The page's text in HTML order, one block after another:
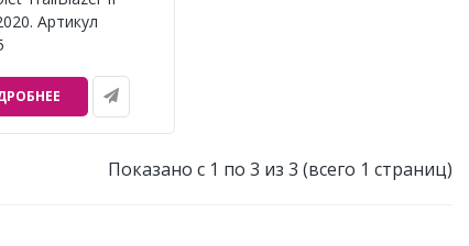
Артикул
Показано с 1 по 3 из 3 (всего 1 страниц)